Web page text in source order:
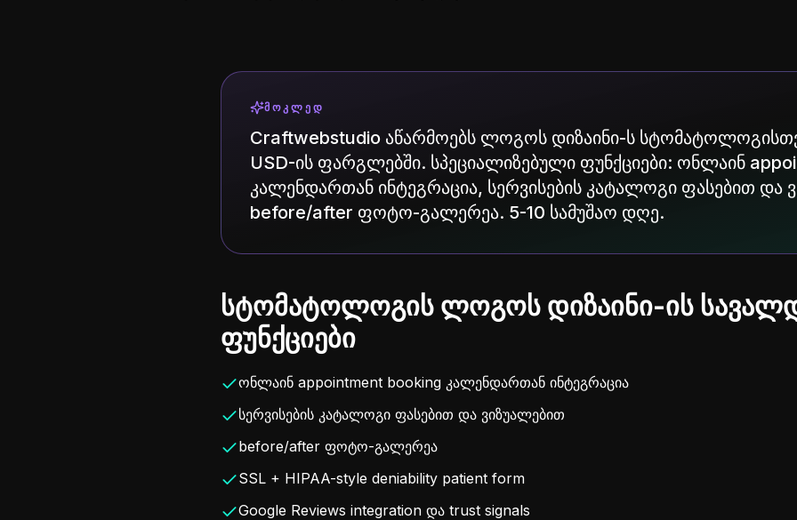
ᲛᲝᲙᲚᲔᲓ
Craftwebstudio აწარმოებს ლოგოს დიზაინი-ს
USD-ის ფარგლებში. სპეციალიზებული ფუნქციები: ონლაინ
კალენდართან ინტეგრაცია, სერვისების კატალოგი ფასებით და
before/after ფოტო-გალერეა. 5-10 სამუშაო დღე.
სტომატოლოგის ლოგოს დიზაინი-ის
ფუნქციები
ონლაინ appointment booking კალენდართან ინტეგრაცია
სერვისების კატალოგი ფასებით და ვიზუალებით
before/after ფოტო-გალერეა
SSL + HIPAA-style deniability patient form
Google Reviews integration და trust signals